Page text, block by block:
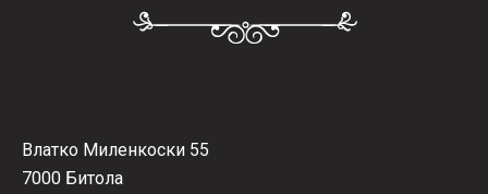
Влатко Миленкоски 55
7000 Битола